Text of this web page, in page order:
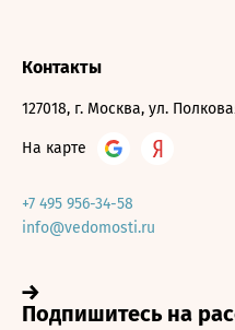
Контакты
127018, г. Москва, ул.
На карте
+7 495 956-34-58
info@vedomosti.ru